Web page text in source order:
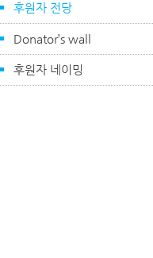
후원자 전당
Donator’s wall
후원자 네이밍